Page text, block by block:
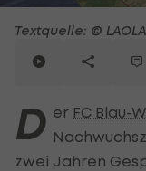
Textquelle: ©
D er FC Blau-
zwei Jahren